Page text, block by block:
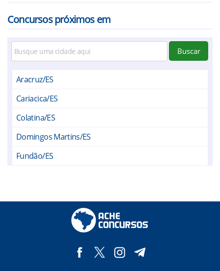
Concursos próximos em
Buscar
Aracruz/ES
Cariacica/ES
Colatina/ES
Domingos Martins/ES
Fundão/ES